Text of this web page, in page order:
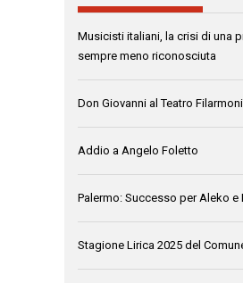
Musicisti italiani, la crisi di una
sempre meno riconosciuta
Don Giovanni al Teatro
Addio a Angelo Foletto
Palermo: Successo per Aleko e
Stagione Lirica 2025 del